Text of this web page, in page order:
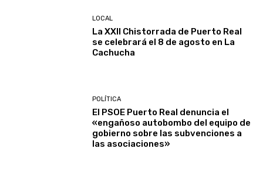
LOCAL
La XXII Chistorrada de Puerto Real
se celebrará el 8 de agosto en La
Cachucha
POLÍTICA
El PSOE Puerto Real denuncia el
«engañoso autobombo del equipo de
gobierno sobre las subvenciones a
las asociaciones»